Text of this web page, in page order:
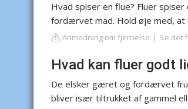
Hvad spiser en flue? Fluer
fordærvet mad. Hold øje med,
Anmodning om fjernelse Se det
Hvad kan fluer godt
De elsker gæret og fordærvet
bliver især tiltrukket af gammel